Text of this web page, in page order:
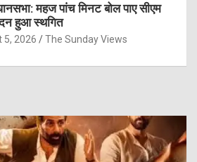
महज पांच मिनट बोल पाए सीएम
हुआ स्थगित
5, 2026 The Sunday Views